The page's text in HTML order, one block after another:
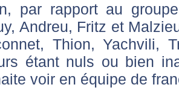
par rapport au
Andreu, Fritz et
Thion, Yachvili,
étant nuls ou bien
voir en équipe de